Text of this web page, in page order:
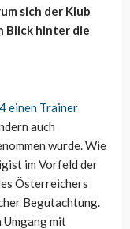
sich der Klub
Blick hinter die
einen Trainer
auch
wurde. Wie
im Vorfeld der
Österreichers
Begutachtung.
Umgang mit